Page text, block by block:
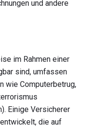
und andere
im Rahmen einer
sind, umfassen
wie Computerbetrug,
Einige Versicherer
die auf